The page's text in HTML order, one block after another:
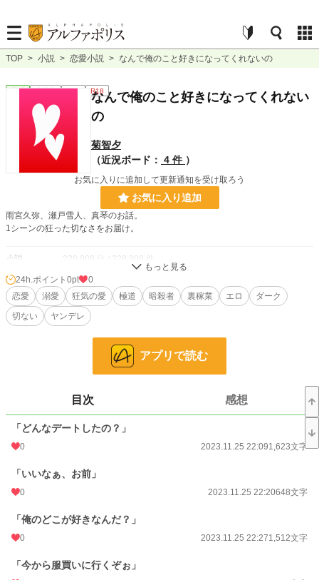
TOP > 小説 > 恋愛小説 > なんで俺のこと好きになってくれないの
恋愛 連載中 長編 R18
なんで俺のこと好きになってくれない
の
菊智夕
（近況ボード： 4 件 ）
お気に入りに追加して更新通知を受け取ろう
お気に入り追加
雨宮久弥、瀬戸雪人、真琴のお話。
1シーンの狂った切なさをお届け。
小説 228,908 位 / 228,908 件
恋愛 66,389 位 / 66,389 件
お気に入り 14
2023.11.25 22:09
週間ポイント 7 pt (78,785 位)
24h.ポイント 0pt
0
恋愛
溺愛 狂気の愛 極道 暗殺者 裏稼業 エロ
ダーク
切ない
ヤンデレ
アプリで読む
目次 感想
「どんなデートしたの？」
0 2023.11.25 22:091,623文字
「いいなぁ、お前」
0 2023.11.25 22:20648文字
「俺のどこが好きなんだ？」
0 2023.11.25 22:271,512文字
「今から服買いに行くぞぉ」